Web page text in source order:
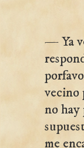
— Ya
vecino
no hay
me